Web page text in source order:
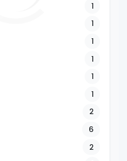
1
1
1
1
1
1
2
6
2